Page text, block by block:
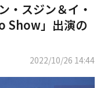
・スジン＆イ・
Show」出演の
2022/10/26 14:44